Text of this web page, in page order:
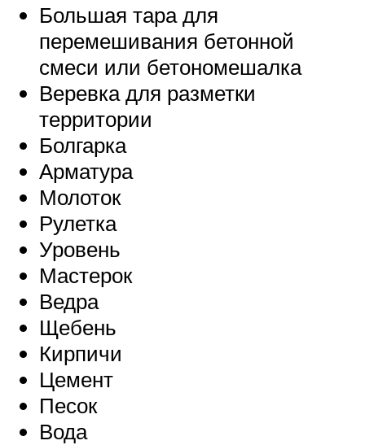
Большая тара для
перемешивания бетонной
смеси или бетономешалка
Веревка для разметки
территории
Болгарка
Арматура
Молоток
Рулетка
Уровень
Мастерок
Ведра
Щебень
Кирпичи
Цемент
Песок
Вода